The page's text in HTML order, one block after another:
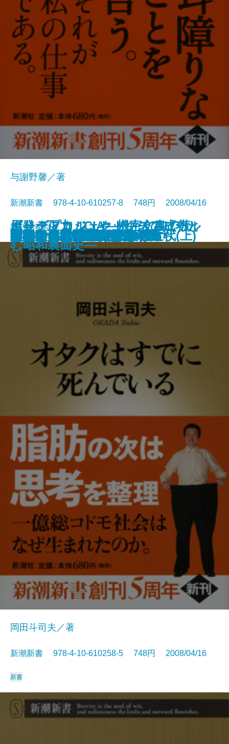
ポリティカル・セックスアピール
―米大統領とハリウッド―
「猛毒大国」中国を行く
日本の鉄道 車窓絶景100選
クルマ界のすごい12人
「心の傷」は言ったもん勝ち
言語世界地図
ビッグプロジェクト―その成功と
失敗の研究―
頭痛のタネは新入社員
川柳うきよ大学
堂々たる政治
与謝野馨／著
新潮新書 978-4-10-610257-8 748円 2008/04/16
新書電子書籍あり
オタクはすでに死んでいる
岡田斗司夫／著
新潮新書 978-4-10-610258-5 748円 2008/04/16
新書
向田邦子と昭和の東京
御社のトップがダメな理由
教養としての歴史 日本の近代(上)
漢字は日本語である
つぶせ！ 裁判員制度
幻の大連
ジョークで読む国際政治
原発・正力・CIA―機密文書で読
む昭和裏面史―
新書で入門 西鶴という鬼才